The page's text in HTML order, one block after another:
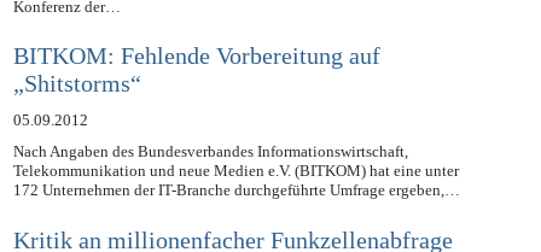
Krankenhäusern im Lande Rheinland-Pfalz bezüglich der von der
BITKOM: Fehlende Vorbereitung auf
„Shitstorms“
05.09.2012
Nach Angaben des Bundesverbandes Informationswirtschaft,
Telekommunikation und neue Medien e.V. (BITKOM) hat eine unter